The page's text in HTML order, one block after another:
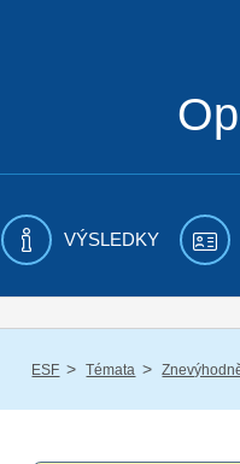
VÝSLEDKY
ESF / Témata /